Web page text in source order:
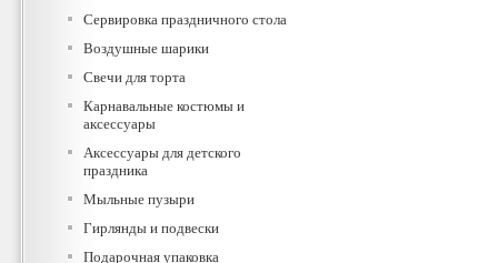
Сервировка праздничного стола
Воздушные шарики
Свечи для торта
Карнавальные костюмы и
аксессуары
Аксессуары для детского
праздника
Мыльные пузыри
Гирлянды и подвески
Подарочная упаковка